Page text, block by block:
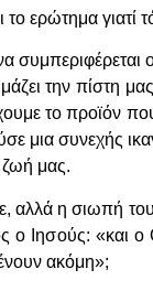
το ερώτημα
την πίστη
το προϊόν
μια συνεχής
ζωή μας.
η σιωπή του
ο Ιησούς:
ακόμη»;